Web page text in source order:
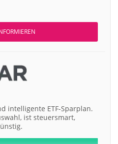
intelligente ETF-Sparplan.
ist steuersmart,